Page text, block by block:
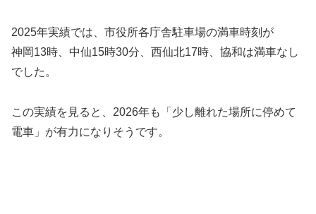
2025年実績では、市役所各庁舎駐車場の満車時刻が
神岡13時、中仙15時30分、西仙北17時、協和は満車なし
でした。
この実績を見ると、2026年も「少し離れた場所に停めて
電車」が有力になりそうです。